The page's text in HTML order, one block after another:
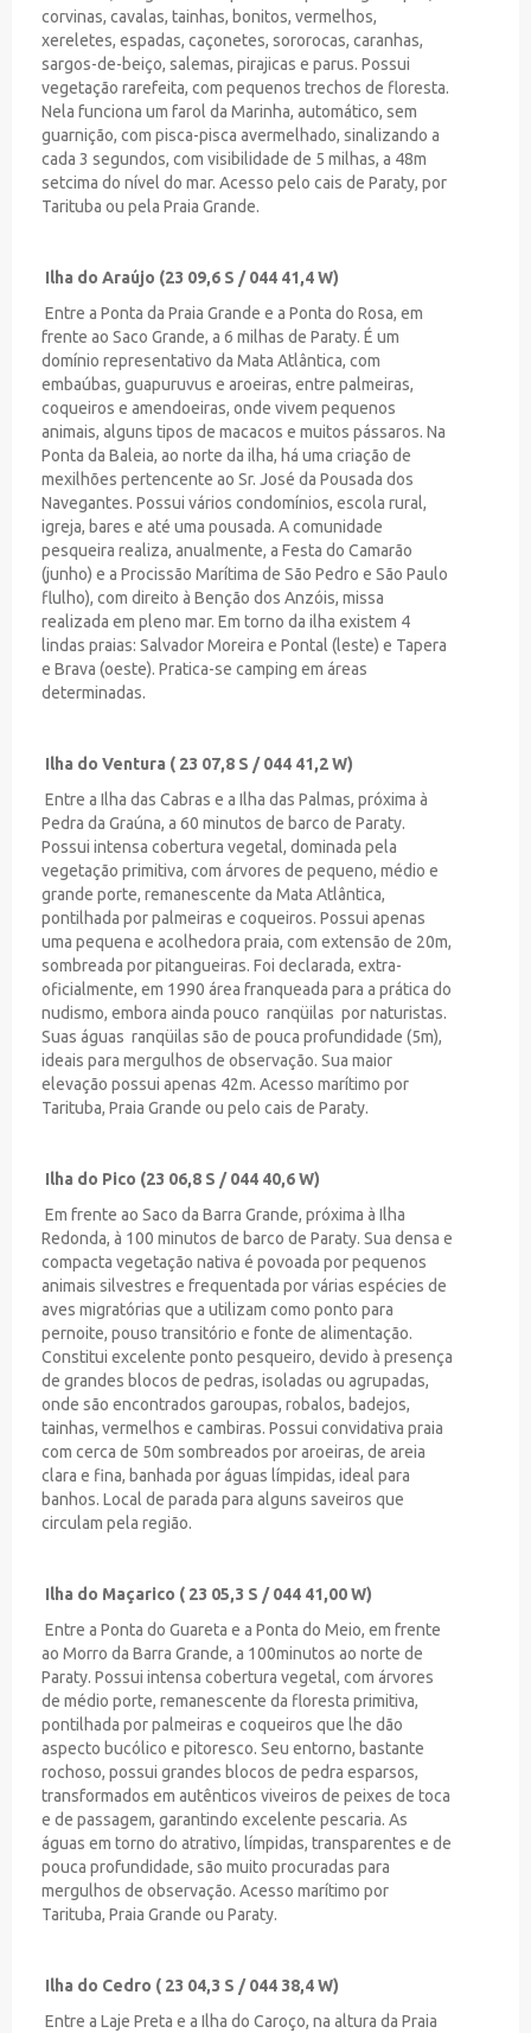
corvinas, cavalas, tainhas, bonitos, vermelhos,
xereletes, espadas, caçonetes, sororocas, caranhas,
sargos-de-beiço, salemas, pirajicas e parus. Possui
vegetação rarefeita, com pequenos trechos de floresta.
Nela funciona um farol da Marinha, automático, sem
guarnição, com pisca-pisca avermelhado, sinalizando a
cada 3 segundos, com visibilidade de 5 milhas, a 48m
setcima do nível do mar. Acesso pelo cais de Paraty, por
Tarituba ou pela Praia Grande.
Ilha do Araújo (23 09,6 S / 044 41,4 W)
Entre a Ponta da Praia Grande e a Ponta do Rosa, em
frente ao Saco Grande, a 6 milhas de Paraty. É um
domínio representativo da Mata Atlântica, com
embaúbas, guapuruvus e aroeiras, entre palmeiras,
coqueiros e amendoeiras, onde vivem pequenos
animais, alguns tipos de macacos e muitos pássaros. Na
Ponta da Baleia, ao norte da ilha, há uma criação de
mexilhões pertencente ao Sr. José da Pousada dos
Navegantes. Possui vários condomínios, escola rural,
igreja, bares e até uma pousada. A comunidade
pesqueira realiza, anualmente, a Festa do Camarão
(junho) e a Procissão Marítima de São Pedro e São Paulo
flulho), com direito à Benção dos Anzóis, missa
realizada em pleno mar. Em torno da ilha existem 4
lindas praias: Salvador Moreira e Pontal (leste) e Tapera
e Brava (oeste). Pratica-se camping em áreas
determinadas.
Ilha do Ventura ( 23 07,8 S / 044 41,2 W)
Entre a Ilha das Cabras e a Ilha das Palmas, próxima à
Pedra da Graúna, a 60 minutos de barco de Paraty.
Possui intensa cobertura vegetal, dominada pela
vegetação primitiva, com árvores de pequeno, médio e
grande porte, remanescente da Mata Atlântica,
pontilhada por palmeiras e coqueiros. Possui apenas
uma pequena e acolhedora praia, com extensão de 20m,
sombreada por pitangueiras. Foi declarada, extra-
oficialmente, em 1990 área franqueada para a prática do
nudismo, embora ainda pouco ranqüilas por naturistas.
Suas águas ranqüilas são de pouca profundidade (5m),
ideais para mergulhos de observação. Sua maior
elevação possui apenas 42m. Acesso marítimo por
Tarituba, Praia Grande ou pelo cais de Paraty.
Ilha do Pico (23 06,8 S / 044 40,6 W)
Em frente ao Saco da Barra Grande, próxima à Ilha
Redonda, à 100 minutos de barco de Paraty. Sua densa e
compacta vegetação nativa é povoada por pequenos
animais silvestres e frequentada por várias espécies de
aves migratórias que a utilizam como ponto para
pernoite, pouso transitório e fonte de alimentação.
Constitui excelente ponto pesqueiro, devido à presença
de grandes blocos de pedras, isoladas ou agrupadas,
onde são encontrados garoupas, robalos, badejos,
tainhas, vermelhos e cambiras. Possui convidativa praia
com cerca de 50m sombreados por aroeiras, de areia
clara e fina, banhada por águas límpidas, ideal para
banhos. Local de parada para alguns saveiros que
circulam pela região.
Ilha do Maçarico ( 23 05,3 S / 044 41,00 W)
Entre a Ponta do Guareta e a Ponta do Meio, em frente
ao Morro da Barra Grande, a 100minutos ao norte de
Paraty. Possui intensa cobertura vegetal, com árvores
de médio porte, remanescente da floresta primitiva,
pontilhada por palmeiras e coqueiros que lhe dão
aspecto bucólico e pitoresco. Seu entorno, bastante
rochoso, possui grandes blocos de pedra esparsos,
transformados em autênticos viveiros de peixes de toca
e de passagem, garantindo excelente pescaria. As
águas em torno do atrativo, límpidas, transparentes e de
pouca profundidade, são muito procuradas para
mergulhos de observação. Acesso marítimo por
Tarituba, Praia Grande ou Paraty.
Ilha do Cedro ( 23 04,3 S / 044 38,4 W)
Entre a Laje Preta e a Ilha do Caroço, na altura da Praia